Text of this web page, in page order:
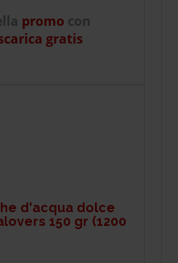
promo con
gratis
d'acqua dolce
150 gr (1200